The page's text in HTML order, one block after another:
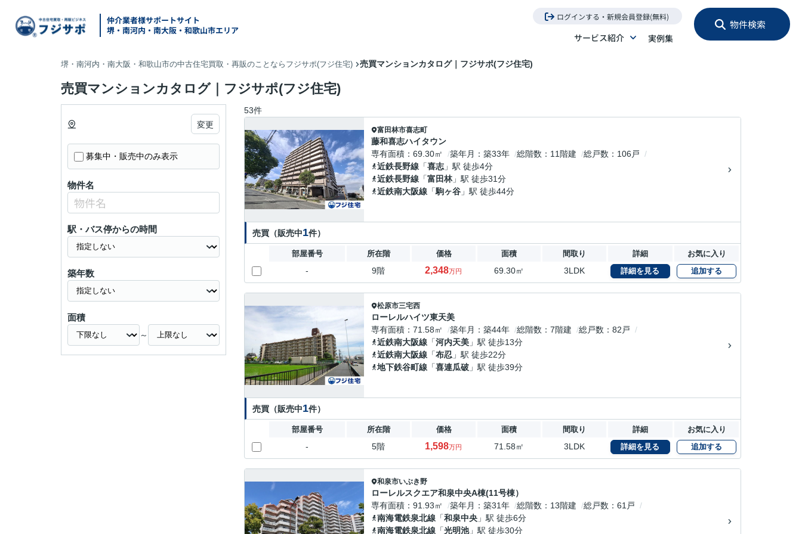
仲介業者様サポートサイト
堺・南河内・南大阪・和歌山市エリア
ログインする・新規会員登録(無料)
サービス紹介 実例集
物件検索
堺・南河内・南大阪・和歌山市の中古住宅買取・再販のことならフジサポ(フジ住宅) 売買マンションカタログ｜フジサポ(フジ住宅)
売買マンションカタログ｜フジサポ(フジ住宅)
変更
募集中・販売中のみ表示
物件名
駅・バス停からの時間
築年数
面積
～
53件
富田林市喜志町
藤和喜志ハイタウン
専有面積
69.30㎡ 築年月 築33年 総階数 11階建 総戸数
106戸
近鉄長野線 「喜志 」駅 徒歩4分
近鉄長野線 「富田林」駅 徒歩31分
近鉄南大阪線 「駒ヶ谷 」駅 徒歩44分
売買（販売中1件）
部屋番号 所在階 価格 面積 間取り 詳細 お気に入り
- 9階 2,348万円 69.30㎡ 3LDK 詳細を見る 追加する
松原市三宅西
ローレルハイツ東天美
専有面積
71.58㎡ 築年月 築44年 総階数 7階建 総戸数
82戸
近鉄南大阪線 「河内天美 」駅 徒歩13分
近鉄南大阪線 「布忍 」駅 徒歩22分
地下鉄谷町線 「喜連瓜破 」駅 徒歩39分
売買（販売中1件）
部屋番号 所在階 価格 面積 間取り 詳細 お気に入り
- 5階 1,598万円 71.58㎡ 3LDK 詳細を見る 追加する
和泉市いぶき野
ローレルスクエア和泉中央A棟(11号棟）
専有面積
91.93㎡ 築年月 築31年 総階数 13階建 総戸数
61戸
南海電鉄泉北線 「和泉中央 」駅 徒歩6分
南海電鉄泉北線 「光明池」駅 徒歩30分